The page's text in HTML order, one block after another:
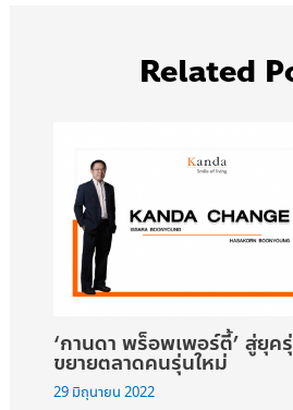
Related
‘กานดา พร็อพเพอร์ตี้’ สู่ยุค
ขยายตลาดคนรุ่นใหม่
29 มิถุนายน 2022